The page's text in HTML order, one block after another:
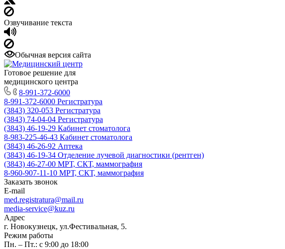
Озвучивание текста
Обычная версия сайта
Готовое решение для
медицинского центра
8-991-372-6000
8-991-372-6000 Регистратура
(3843) 320-053 Регистратура
(3843) 74-04-04 Регистратура
(3843) 46-19-29 Кабинет стоматолога
8-983-225-46-43 Кабинет стоматолога
(3843) 46-26-92 Аптека
(3843) 46-19-34 Отделение лучевой диагностики (рентген)
(3843) 46-27-00 МРТ, СКТ, маммография
8-960-907-11-10 МРТ, СКТ, маммография
Заказать звонок
E-mail
med.registratura@mail.ru
media-service@kuz.ru
Адрес
г. Новокузнецк, ул.Фестивальная, 5.
Режим работы
Пн. – Пт.: с 9:00 до 18:00